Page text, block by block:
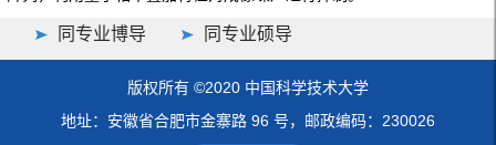
同专业博导 同专业硕导
版权所有 ©2020 中国科学技术大学
地址：安徽省合肥市金寨路 96 号，邮政编码：230026